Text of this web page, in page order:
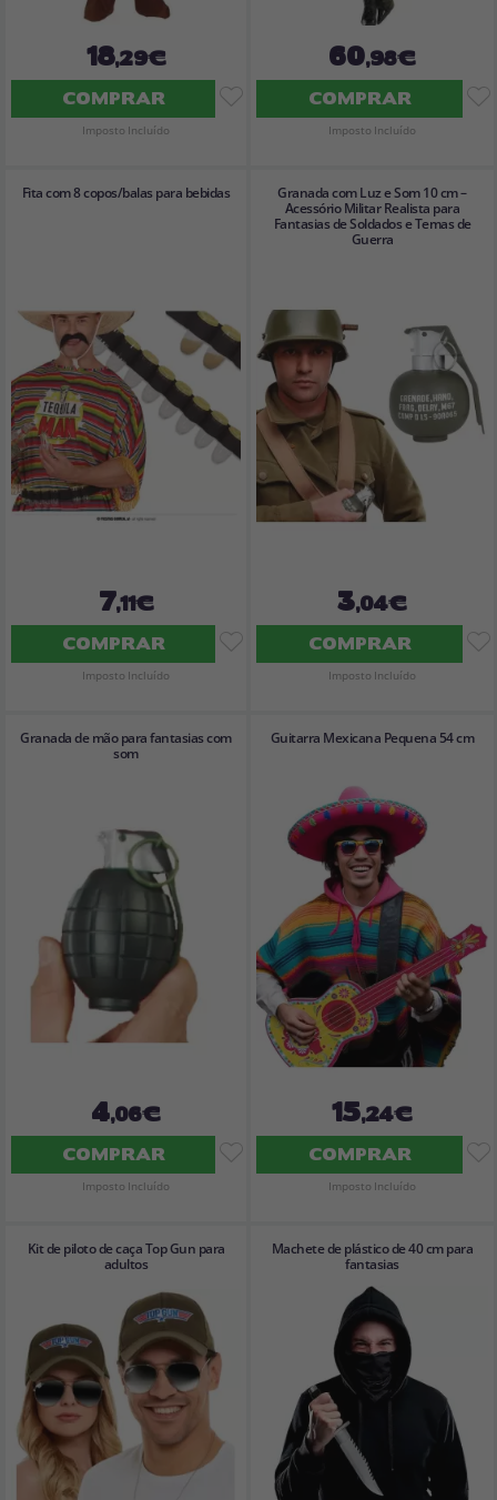
18,29€
COMPRAR
Imposto Incluído
60,98€
COMPRAR
Imposto Incluído
Fita com 8 copos/balas para bebidas
7,11€
COMPRAR
Imposto Incluído
Granada com Luz e Som 10 cm –
Acessório Militar Realista para
Fantasias de Soldados e Temas de
Guerra
3,04€
COMPRAR
Imposto Incluído
Granada de mão para fantasias com
som
4,06€
COMPRAR
Imposto Incluído
Guitarra Mexicana Pequena 54 cm
15,24€
COMPRAR
Imposto Incluído
Kit de piloto de caça Top Gun para
adultos
Machete de plástico de 40 cm para
fantasias